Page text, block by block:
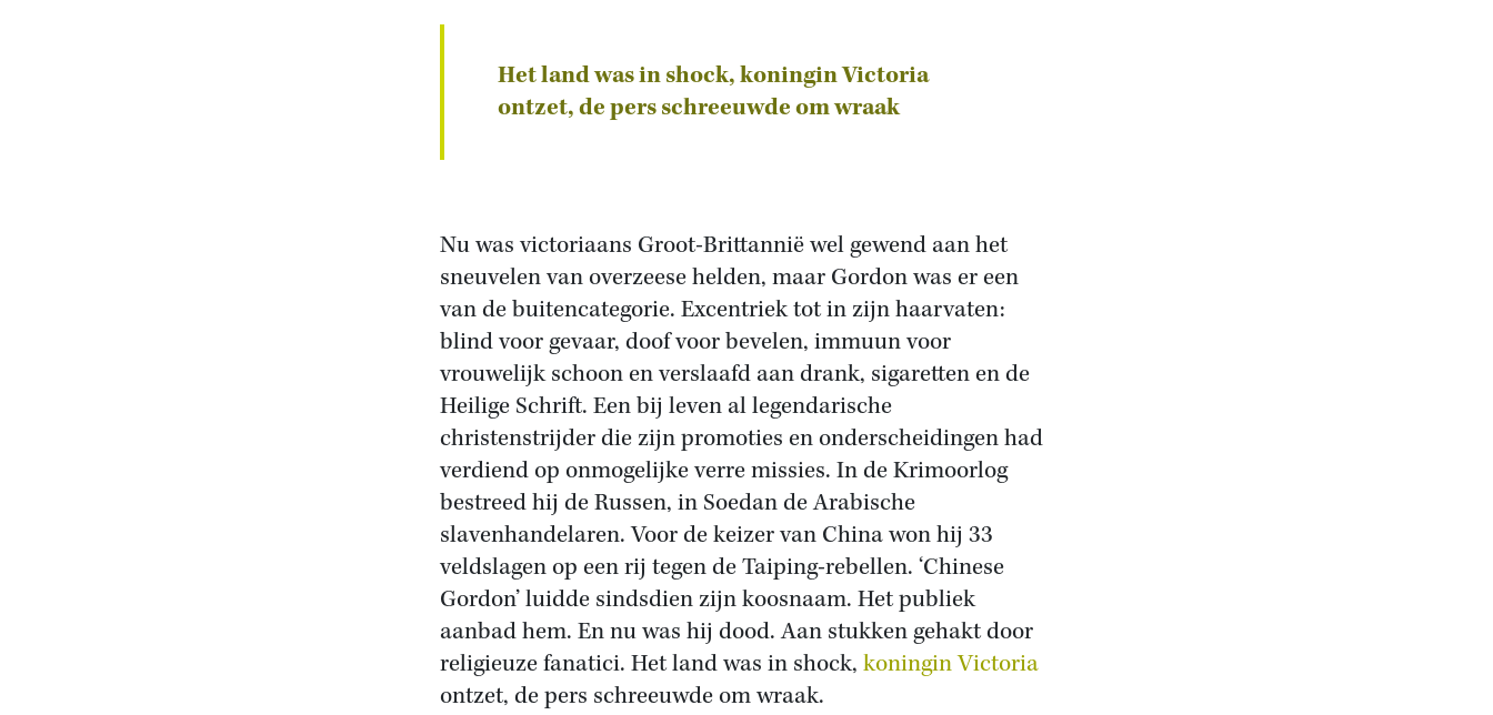
Het land was in shock, koningin Victoria
ontzet, de pers schreeuwde om wraak
Nu was victoriaans Groot-Brittannië wel gewend aan het
sneuvelen van overzeese helden, maar Gordon was er een
van de buitencategorie. Excentriek tot in zijn haarvaten:
blind voor gevaar, doof voor bevelen, immuun voor
vrouwelijk schoon en verslaafd aan drank, sigaretten en de
Heilige Schrift. Een bij leven al legendarische
christenstrijder die zijn promoties en onderscheidingen had
verdiend op onmogelijke verre missies. In de Krimoorlog
bestreed hij de Russen, in Soedan de Arabische
slavenhandelaren. Voor de keizer van China won hij 33
veldslagen op een rij tegen de Taiping-rebellen. ‘Chinese
Gordon’ luidde sindsdien zijn koosnaam. Het publiek
aanbad hem. En nu was hij dood.Aan stukken gehakt door
religieuze fanatici. Het land was in shock, koningin Victoria
ontzet, de pers schreeuwde om wraak.